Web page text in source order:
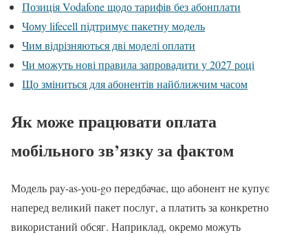
Позиція Vodafone щодо тарифів без абонплати
Чому lifecell підтримує пакетну модель
Чим відрізняються дві моделі оплати
Чи можуть нові правила запровадити у 2027 році
Що зміниться для абонентів найближчим часом
Як може працювати оплата
мобільного зв’язку за фактом
Модель pay-as-you-go передбачає, що абонент не купує
наперед великий пакет послуг, а платить за конкретно
використаний обсяг. Наприклад, окремо можуть